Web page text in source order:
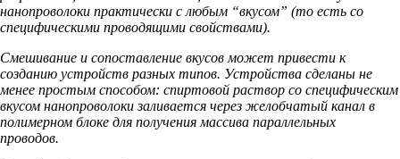
нанопроволоки практически с любым “вкусом” (то есть со
специфическими проводящими свойствами).
Смешивание и сопоставление вкусов может привести к
созданию устройств разных типов. Устройства сделаны не
менее простым способом: спиртовой раствор со специфическим
вкусом нанопроволоки заливается через желобчатый канал в
полимерном блоке для получения массива параллельных
проводов.